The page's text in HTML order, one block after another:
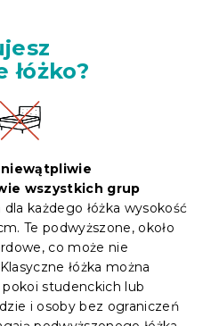
łóżko?
niewątpliwie
wszystkich grup
dla każdego łóżka wysokość
Te podwyższone, około
co może nie
łóżka można
studenckich lub
i osoby bez ograniczeń